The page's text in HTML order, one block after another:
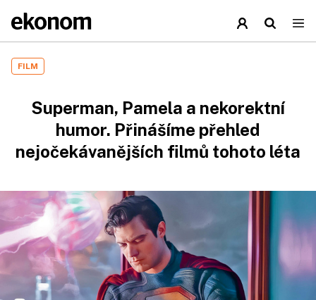
FILM
Superman, Pamela a nekorektní
humor. Přinášíme přehled
nejočekávanějších filmů tohoto léta